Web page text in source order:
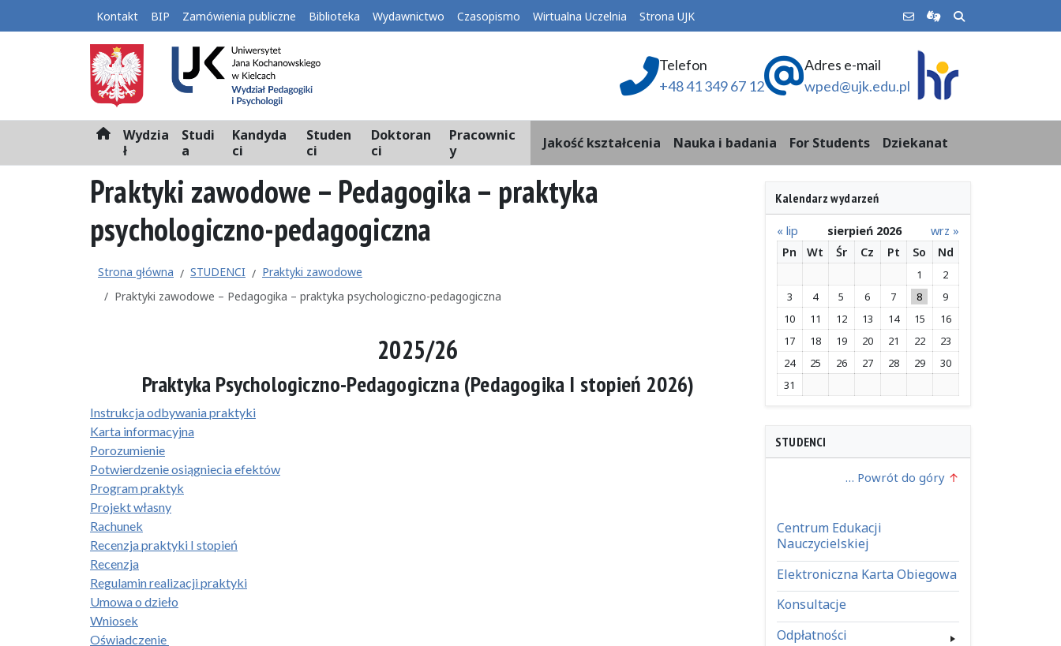
Kontakt BIP Zamówienia publiczne Biblioteka Wydawnictwo Czasopismo Wirtualna Uczelnia Strona UJK
Telefon
+48 41 349 67 12
Adres e-mail
wped@ujk.edu.pl
H
m
e
Wydzia
ł
Studi
a
Kandyda
ci
Studen
ci
Doktoran
ci
Pracownic
y
Jakość kształcenia Nauka i badania For Students Dziekanat
Praktyki zawodowe – Pedagogika – praktyka
psychologiczno-pedagogiczna
Strona główna STUDENCI
Praktyki zawodowe
Praktyki zawodowe – Pedagogika – praktyka psychologiczno-pedagogiczna
2025/26
Praktyka Psychologiczno-Pedagogiczna(Pedagogika I stopień 2026)
Instrukcja odbywania praktyki
Karta informacyjna
Porozumienie
Potwierdzenie osiągniecia efektów
Program praktyk
Projekt własny
Rachunek
Recenzja praktyki I stopień
Recenzja
Regulamin realizacji praktyki
Umowa o dzieło
Wniosek
Oświadczenie
Kalendarz wydarzeń
« lip sierpień 2026
wrz »
Pn
Wt Śr Cz Pt So Nd
1
2
3
4 5 6 7 8
9
10
11 12 13 14 15
16
17
18 19 20 21 22
23
24
25 26 27 28 29
30
31
STUDENCI
… Powrót do góry
Centrum Edukacji
Nauczycielskiej
Elektroniczna Karta Obiegowa
Konsultacje
Odpłatności